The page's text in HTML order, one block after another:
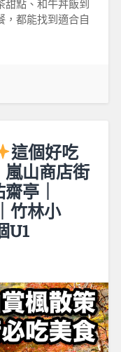
甜點、和牛丼飯到
，都能找到適合自
這個好吃
山商店街
亭｜
竹林小
U1